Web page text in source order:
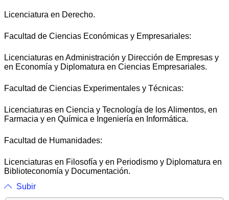
Licenciatura en Derecho.
Facultad de Ciencias Económicas y Empresariales:
Licenciaturas en Administración y Dirección de Empresas y
en Economía y Diplomatura en Ciencias Empresariales.
Facultad de Ciencias Experimentales y Técnicas:
Licenciaturas en Ciencia y Tecnología de los Alimentos, en
Farmacia y en Química e Ingeniería en Informática.
Facultad de Humanidades:
Licenciaturas en Filosofía y en Periodismo y Diplomatura en
Biblioteconomía y Documentación.
Subir